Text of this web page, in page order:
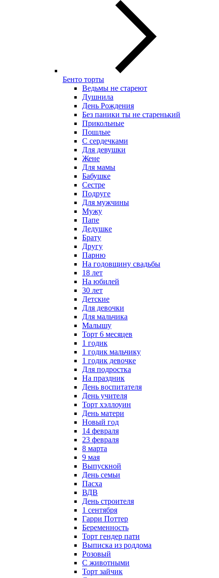
Бенто торты
Ведьмы не стареют
Душнила
День Рождения
Без паники ты не старенький
Прикольные
Пошлые
С сердечками
Для девушки
Жене
Для мамы
Бабушке
Сестре
Подруге
Для мужчины
Мужу
Папе
Дедушке
Брату
Другу
Парню
На годовщину свадьбы
18 лет
На юбилей
30 лет
Детские
Для девочки
Для мальчика
Малышу
Торт 6 месяцев
1 годик
1 годик мальчику
1 годик девочке
Для подростка
На праздник
День воспитателя
День учителя
Торт хэллоуин
День матери
Новый год
14 февраля
23 февраля
8 марта
9 мая
Выпускной
День семьи
Пасха
ВДВ
День строителя
1 сентября
Гарри Поттер
Беременность
Торт гендер пати
Выписка из роддома
Розовый
С животными
Торт зайчик